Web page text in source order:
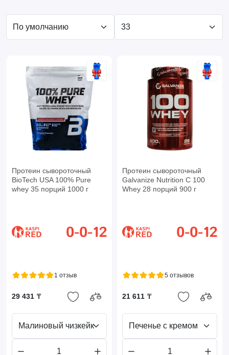
Протеин сывороточный
BioTech USA 100% Pure
whey 35 порций 1000 г
1 отзыв
29 431 ₸
Малиновый чизкейк
Протеин сывороточный
Galvanize Nutrition C 100
Whey 28 порций 900 г
5 отзывов
21 611 ₸
Печенье с кремом